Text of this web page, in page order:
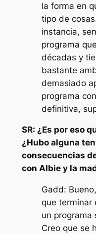
la forma en
tipo de
instancia,
programa
décadas y
bastante
demasiado
programa
definitiva,
SR: ¿Es por eso
¿Hubo alguna
consecuencias
con Albie y la
Gadd:
que terminar
un programa
Creo que se